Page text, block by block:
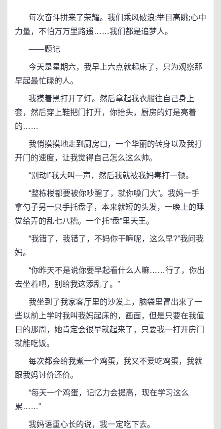
每次奋斗拼来了荣耀。我们乘风破浪;举目高眺;心中
力量，不怕万万里路遥……我们都是追梦人。
――题记
今天是星期六，我早上六点就起床了，只为观察那
早起最忙碌的人。
我摸着黑打开了灯。然后拿起我衣服往自己身上
套，然后穿上鞋把门打开，你抬头，厨房的灯是亮着
的……
我悄摸摸地走到厨房口，一个华丽的转身以及我打
开门的速度，让我觉得自己怎么这么帅。
“别动!”我大叫一声，然后我就被我妈毒打一顿。
“整栋楼都要被你吵醒了，就你嗓门大”。我妈一手
拿勺子另一只手托盘子，本来就短的头发，一晚上的睡
觉给弄的乱七八糟。一个托“盘”里天王。
“我错了，我错了，不妈你干嘛呢，这么早?”我问我
妈。
“你昨天不是说你要早起看什么人嘛……行了，你出
去坐着吧，别给我这添乱了。”
我坐到了我家客厅里的沙发上，脑袋里冒出来了一
些以前上学时我叫我妈起床的，画面，但是只要在我值
日的那周，她肯定会很早就起来了，只要我一打开房门
就能吃饭。
每次都会给我煮一个鸡蛋，我又不爱吃鸡蛋，我就
跟我妈讨价还价。
“每天一个鸡蛋，记忆力会提高，现在学习这么
累……”
我妈语重心长的说，我一定吃下去。